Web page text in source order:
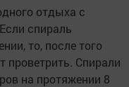
отдыха с
спираль
то, после того
проветрить. Спирали
на протяжении 8